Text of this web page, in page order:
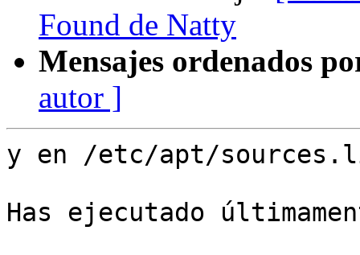
Found de Natty
Mensajes ordenados
autor ]
y en /etc/apt/
Has ejecutado